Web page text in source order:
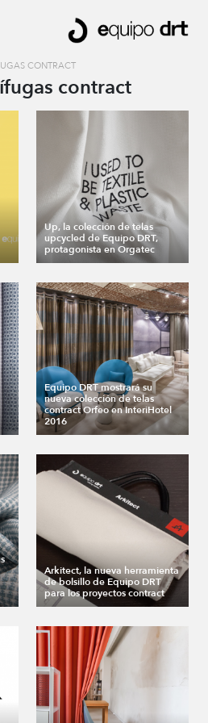
CONTRACT
contract
Up, la colección de telas
upcycled de Equipo DRT,
protagonista en Orgatec
Equipo DRT mostrará su
nueva colección de telas
contract Orfeo en InteriHotel
2016
Arkitect, la nueva herramienta
de bolsillo de Equipo DRT
para los proyectos contract